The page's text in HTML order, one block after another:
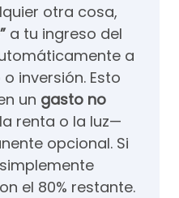
otra cosa,
a tu ingreso del
a
inversión. Esto
un gasto no
renta o la luz—
opcional. Si
el 80% restante.